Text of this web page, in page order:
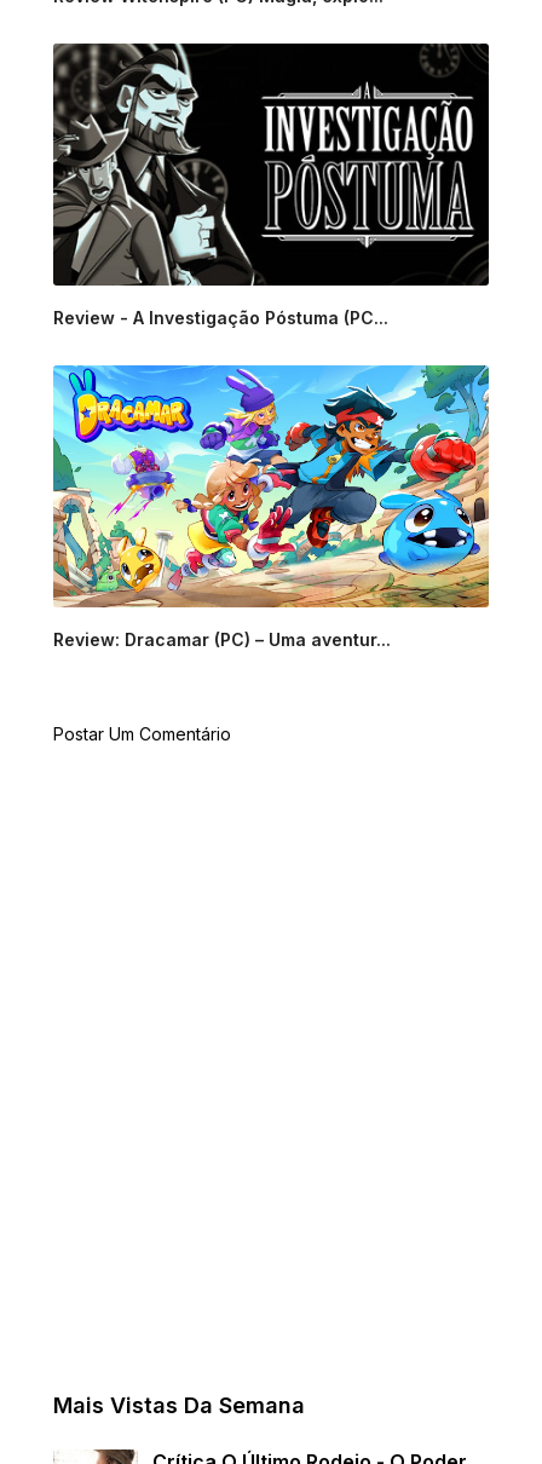
Review - A Investigação Póstuma (PC...
Review: Dracamar (PC) – Uma aventur...
Postar Um Comentário
Mais Vistas Da Semana